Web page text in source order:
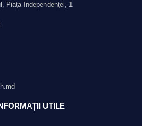
Piaţa Independenţei, 1
UTILE